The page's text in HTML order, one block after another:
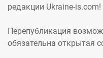
редакции Ukraine-is.com!
Перепубликация
обязательна открытая